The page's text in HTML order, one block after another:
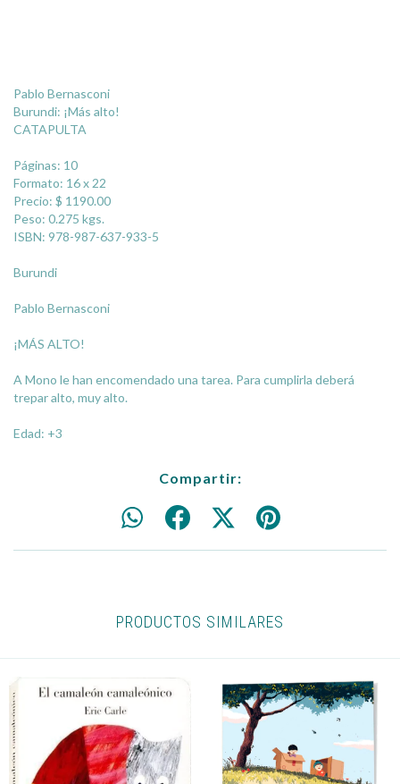
Pablo Bernasconi
Burundi: ¡Más alto!
CATAPULTA
Páginas: 10
Formato: 16 x 22
Precio: $ 1190.00
Peso: 0.275 kgs.
ISBN: 978-987-637-933-5
Burundi
Pablo Bernasconi
¡MÁS ALTO!
A Mono le han encomendado una tarea. Para cumplirla deberá
trepar alto, muy alto.
Edad: +3
Compartir:
PRODUCTOS SIMILARES